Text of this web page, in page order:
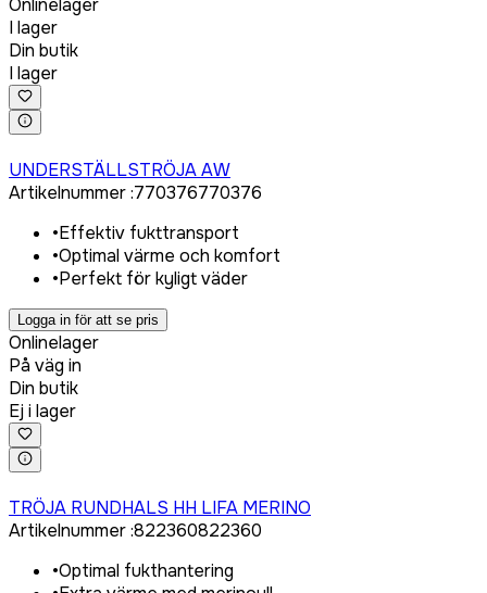
Onlinelager
I lager
Din butik
I lager
UNDERSTÄLLSTRÖJA AW
Artikelnummer:770376770376
•Effektiv fukttransport
•Optimal värme och komfort
•Perfekt för kyligt väder
Logga in för att se pris
Onlinelager
På väg in
Din butik
Ej i lager
TRÖJA RUNDHALS HH LIFA MERINO
Artikelnummer:822360822360
•Optimal fukthantering